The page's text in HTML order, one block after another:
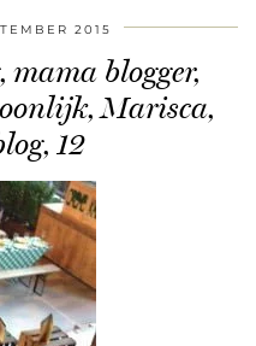
2015
mama blogger,
Marisca,
12